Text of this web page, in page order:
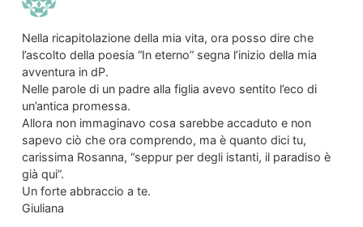
Nella ricapitolazione della mia vita, ora posso dire che
l’ascolto della poesia “In eterno” segna l’inizio della mia
avventura in dP.
Nelle parole di un padre alla figlia avevo sentito l’eco di
un’antica promessa.
Allora non immaginavo cosa sarebbe accaduto e non
sapevo ciò che ora comprendo, ma è quanto dici tu,
carissima Rosanna, “seppur per degli istanti, il paradiso è
già qui”.
Un forte abbraccio a te.
Giuliana